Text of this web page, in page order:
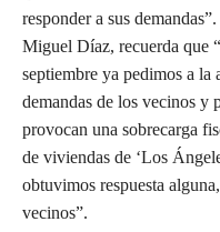
responder a sus
Miguel Díaz, recuerda que
septiembre ya pedimos a la
demandas de los vecinos y
provocan una sobrecarga
de viviendas de ‘Los
obtuvimos respuesta
vecinos”.